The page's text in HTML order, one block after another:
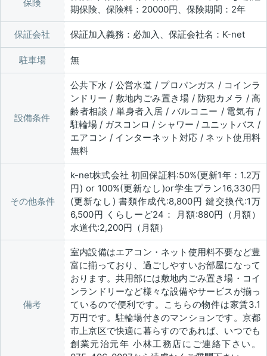
保険
期保険、保険料：20000円、保険期間：2年
保証会社 保証加入義務：必加入、保証会社名：K-net
駐車場 無
設備条件
公共下水 / 公営水道 / プロパンガス / コインラ
ンドリー / 敷地内ごみ置き場 / 防犯カメラ / 高
齢者相談 / 単身者入居 / バルコニー / 電気有 /
駐輪場 / ガスコンロ / シャワー / ユニットバス /
エアコン / インターネット対応 / ネット使用料
無料
その他条件
k-net株式会社 初回保証料:50%(更新1年：1.2万
円) or 100%(更新なし)or学生プラン16,330円
(更新なし) 書類作成代:8,800円 鍵交換代:1万
6,500円 くらしーど24： 月額:880円（月額）
水道代:2,200円（月額）
備考
室内設備はエアコン・ネット使用料不要など豊
富に揃っており、過ごしやすいお部屋になって
おります。共用部には敷地内ごみ置き場・コイ
ンランドリーなど様々な設備やサービスが揃っ
ているので便利です。こちらの物件は家賃3.1
万円です。駐輪場付きのマンションです。京都
市上京区で快適に暮らすのであれば、いつでも
創業元治元年 小林工務店にご連絡下さい。